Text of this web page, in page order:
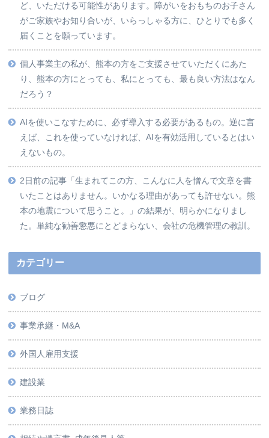
ど、いただける可能性があります。障がいをおもちのお子さん
がご家族やお知り合いが、いらっしゃる方に、ひとりでも多く
届くことを願っています。
個人事業主の私が、熊本の方をご支援させていただくにあた
り、熊本の方にとっても、私にとっても、最も良い方法はなん
だろう？
AIを使いこなすために、必ず導入する必要があるもの。逆に言
えば、これを使っていなければ、AIを有効活用しているとはい
えないもの。
2日前の記事「生まれてこの方、こんなに人を憎んで文章を書
いたことはありません。いかなる理由があっても許せない。熊
本の地震について思うこと。」の結果が、明らかになりまし
た。単純な勧善懲悪にとどまらない、会社の危機管理の教訓。
カテゴリー
ブログ
事業承継・M&A
外国人雇用支援
建設業
業務日誌